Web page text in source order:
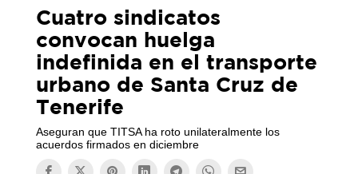
Cuatro sindicatos
convocan huelga
indefinida en el transporte
urbano de Santa Cruz de
Tenerife
Aseguran que TITSA ha roto unilateralmente los
acuerdos firmados en diciembre